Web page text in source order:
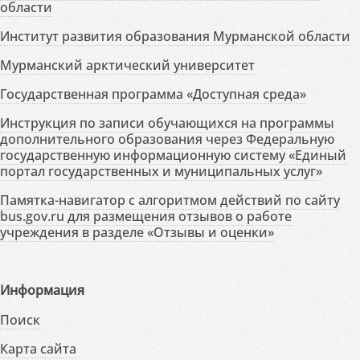
области
Институт развития образования Мурманской области
Мурманский арктический университет
Государственная программа «Доступная среда»
Инструкция по записи обучающихся на программы
дополнительного образования через Федеральную
государственную информационную систему «Единый
портал государственных и муниципальных услуг»
Памятка-навигатор с алгоритмом действий по сайту
bus.gov.ru для размещения отзывов о работе
учреждения в разделе «Отзывы и оценки»
Информация
Поиск
Карта сайта